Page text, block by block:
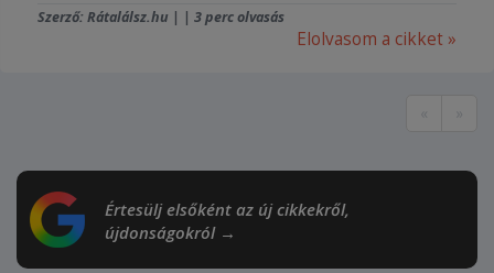
Szerző: Rátalálsz.hu | | 3 perc olvasás
Elolvasom a cikket »
«
Értesülj elsőként az új cikkekről,
újdonságokról →